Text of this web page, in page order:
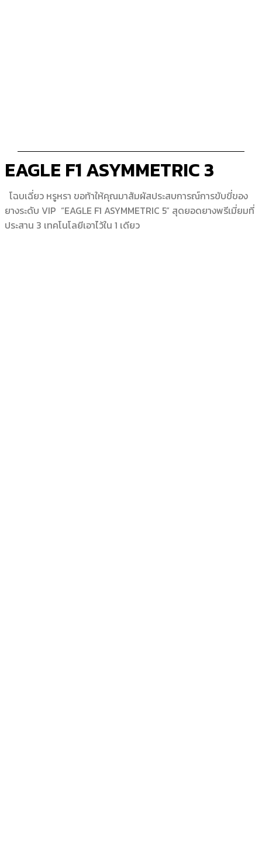
EAGLE F1 ASYMMETRIC 3
โฉบเฉี่ยว หรูหรา ขอท้าให้คุณมาสัมผัสประสบการณ์การขับขี่ของ
ยางระดับ VIP “EAGLE F1 ASYMMETRIC 5” สุดยอดยางพรีเมี่ยมที่
ประสาน 3 เทคโนโลยีเอาไว้ใน 1 เดียว